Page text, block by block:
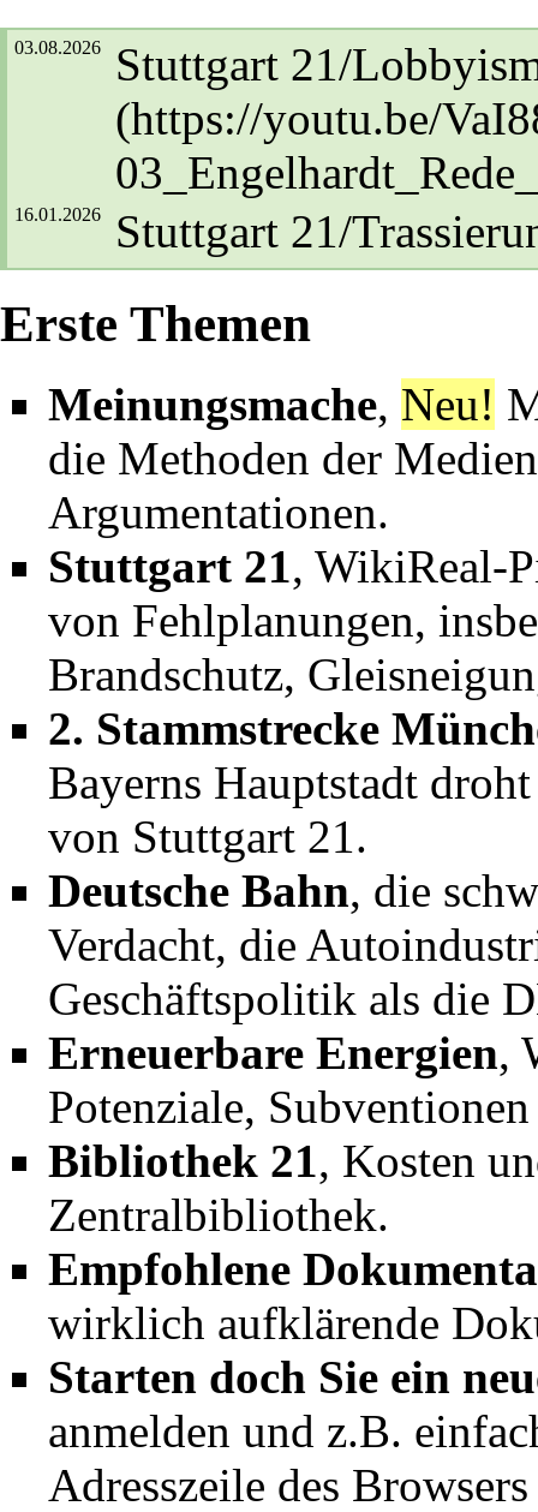
03.08.2026 Stuttgart 21/
16.01.2026 Stuttgart 21/
06.01.2026
Stuttgart 21/
Clowns".
12.12.2025
Stuttgart 21/
(Fachartikel ERI
26.04.2025
Stuttgart 21/
( pdf
30.12.2024 Stuttgart 21/Leistung
verbessert.
10.09.2024
Stuttgart 21/
Brandschutz (
17.06.2024 Stuttgart 21,
07.-11.06.24 Stuttgart 21/
EBA
MoDemo-Rede
Analyse der PK des
10.06.2024
Stuttgart 21/
(MoDemo-Rede
30.05.2024 Stuttgart 21/
Erste Themen
Meinungsmache, Neu!
die Methoden der
Argumentationen.
Stuttgart 21, WikiReal-
von Fehlplanungen,
Brandschutz,
2. Stammstrecke
Bayerns Hauptstadt
von Stuttgart 21.
Deutsche Bahn, die
Verdacht, die
Geschäftspolitik als die
Erneuerbare Energien,
Potenziale,
Bibliothek 21, Kosten
Zentralbibliothek.
Empfohlene
wirklich aufklärende
Starten doch Sie ein
anmelden und z.B.
Adresszeile des